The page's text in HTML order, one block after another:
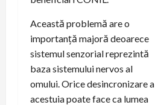
Această problemă are o
importanță majoră deoarece
sistemul senzorial reprezintă
baza sistemului nervos al
omului. Orice desincronizare a
acestuia poate face ca lumea